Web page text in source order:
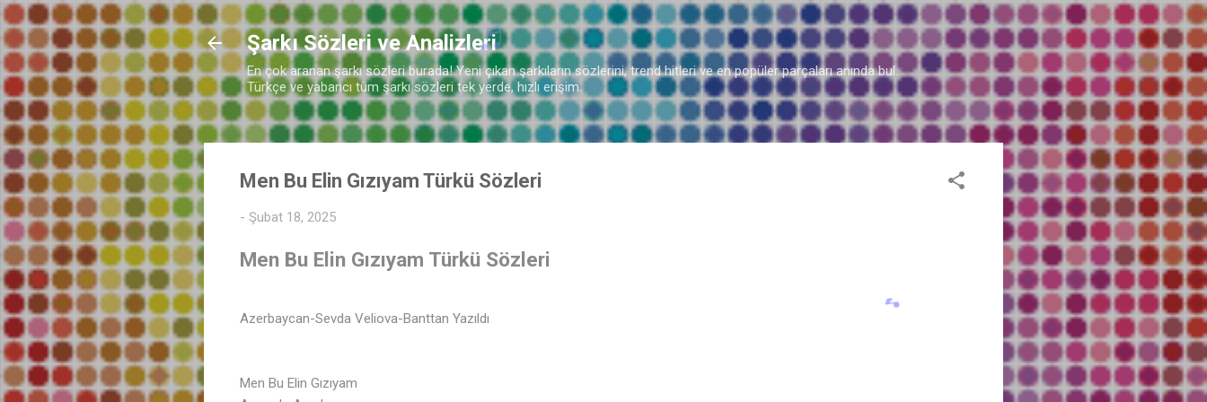
Ana içeriğe atla
Şarkı Sözleri ve Analizleri
En çok aranan şarkı sözleri burada! Yeni çıkan şarkıların sözlerini, trend hitleri ve en popüler parçaları anında bul.
Türkçe ve yabancı tüm şarkı sözleri tek yerde, hızlı erişim.
Men Bu Elin Gızıyam Türkü Sözleri
- Şubat 18, 2025
Men Bu Elin Gızıyam Türkü Sözleri
Azerbaycan-Sevda Veliova-Banttan Yazıldı
Men Bu Elin Gızıyam